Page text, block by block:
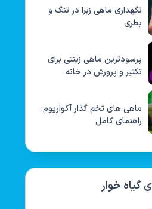
نگهداری ماهی زبرا در تنگ و
بطری
پرسودترین ماهی زینتی برای
تکثیر و پرورش در خانه
ماهی های تخم گذار آکواریوم:
راهنمای کامل
گیاه خوار